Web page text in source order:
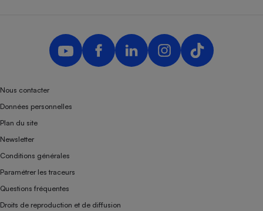
Nous contacter
Données personnelles
Plan du site
Newsletter
Conditions générales
Paramétrer les traceurs
Questions fréquentes
Droits de reproduction et de diffusion